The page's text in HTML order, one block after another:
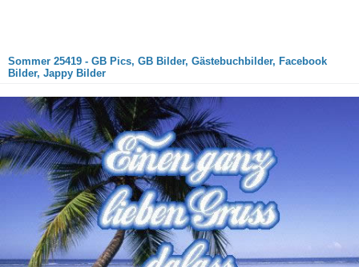
Sommer 25419 - GB Pics, GB Bilder, Gästebuchbilder, Facebook
Bilder, Jappy Bilder